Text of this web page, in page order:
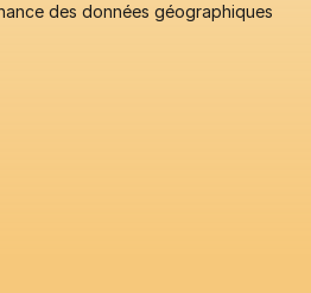
des données géographiques